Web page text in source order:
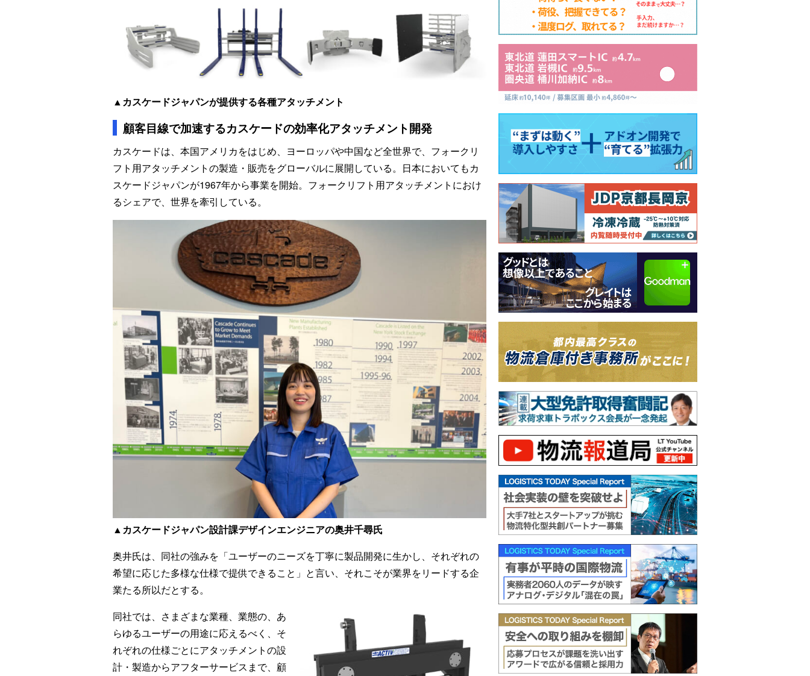
▲カスケードジャパンが提供する各種アタッチメント
顧客目線で加速するカスケードの効率化アタッチメント開発
カスケードは、本国アメリカをはじめ、ヨーロッパや中国など全世界で、フォークリ
フト用アタッチメントの製造・販売をグローバルに展開している。日本においてもカ
スケードジャパンが1967年から事業を開始。フォークリフト用アタッチメントにおけ
るシェアで、世界を牽引している。
▲カスケードジャパン設計課デザインエンジニアの奥井千尋氏
奥井氏は、同社の強みを「ユーザーのニーズを丁寧に製品開発に生かし、それぞれの
希望に応じた多様な仕様で提供できること」と言い、それこそが業界をリードする企
業たる所以だとする。
同社では、さまざまな業種、業態の、あ
らゆるユーザーの用途に応えるべく、そ
れぞれの仕様ごとにアタッチメントの設
計・製造からアフターサービスまで、顧